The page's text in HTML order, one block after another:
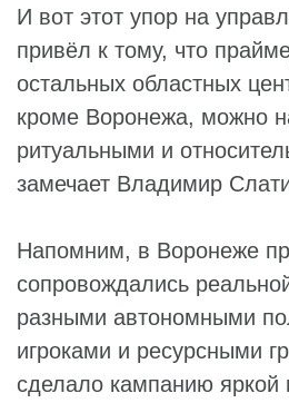
И вот этот упор на
привёл к тому, что
остальных областных
кроме Воронежа, можно
ритуальными и
замечает Владимир
Напомним, в Воронеже
сопровождались
разными автономными
игроками и ресурсными
сделало кампанию яркой